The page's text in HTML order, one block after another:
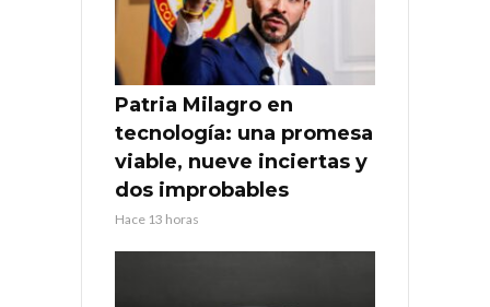
Patria Milagro en
tecnología: una promesa
viable, nueve inciertas y
dos improbables
Hace 13 horas